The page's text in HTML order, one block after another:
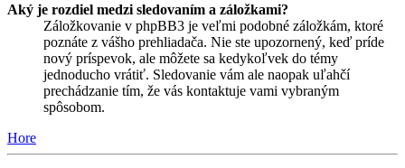
Aký je rozdiel medzi sledovaním a záložkami?
Záložkovanie v phpBB3 je veľmi podobné záložkám, ktoré
poznáte z vášho prehliadača. Nie ste upozornený, keď príde
nový príspevok, ale môžete sa kedykoľvek do témy
jednoducho vrátiť. Sledovanie vám ale naopak uľahčí
prechádzanie tím, že vás kontaktuje vami vybraným
spôsobom.
Hore